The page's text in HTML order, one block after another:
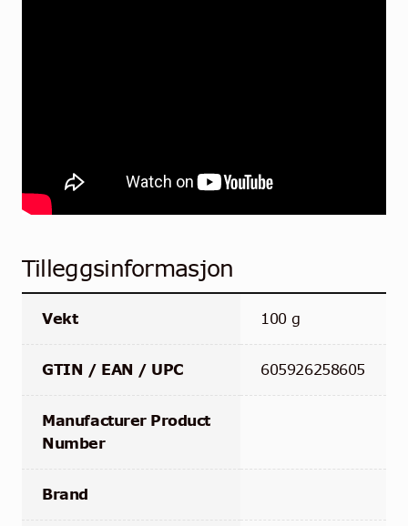
Tilleggsinformasjon
Vekt 100 g
GTIN / EAN / UPC 605926258605
Manufacturer Product
Number
Brand